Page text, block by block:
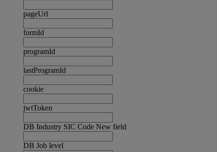
pageUrl
formId
programId
lastProgramId
cookie
jwtToken
DB Industry SIC Code New field
DB Job level